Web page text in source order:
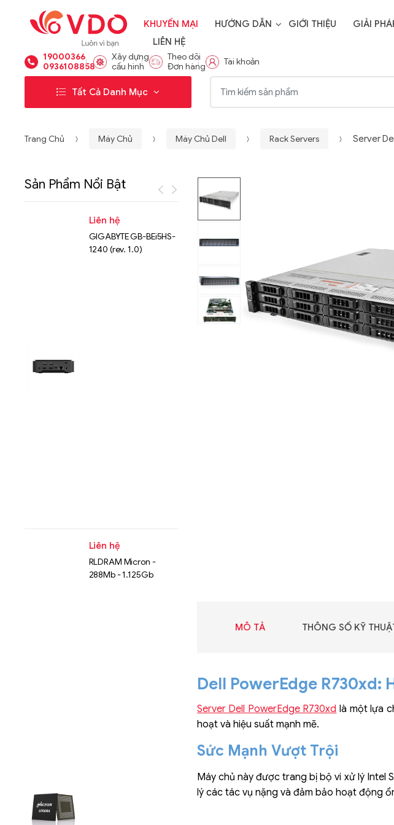
KHUYẾN MẠI HƯỚNG DẪN GIỚI THIỆU GIẢI
LIÊN HỆ
19000366
0936108858
Xây dựng
cấu hình
Theo dõi
Đơn hàng
Tài khoản
Tất Cả Danh Mục
Trang Chủ Máy Chủ Máy Chủ Dell Rack Servers Server
MÔ TẢ THÔNG SỐ KỸ
Dell PowerEdge R730xd:
Server Dell PowerEdge R730xd là một lựa
hoạt và hiệu suất mạnh mẽ.
Sức Mạnh Vượt Trội
Máy chủ này được trang bị bộ vi xử lý Intel
lý các tác vụ nặng và đảm bảo hoạt động
Sản Phẩm Nổi Bật
Liên hệ
GIGABYTE GB-BEi5HS-
1240 (rev. 1.0)
Liên hệ
RLDRAM Micron -
288Mb - 1.125Gb
Liên hệ
SK hynix - DRAM -